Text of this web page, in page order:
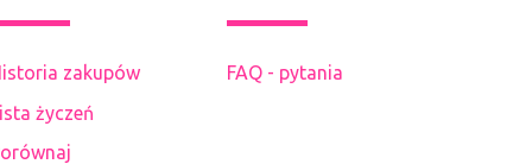
zakupów
życzeń
FAQ - pytania